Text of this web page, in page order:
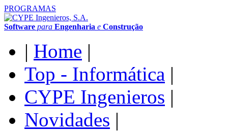
PROGRAMAS
Software para Engenharia e Construção
| Home |
Top - Informática |
CYPE Ingenieros |
Novidades |